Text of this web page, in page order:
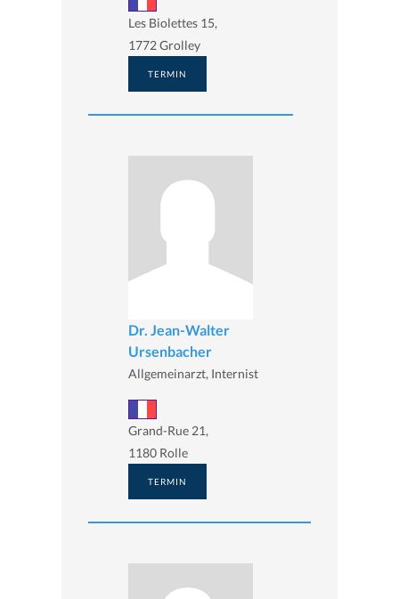
Les Biolettes 15,
1772 Grolley
TERMIN
Dr. Jean-Walter
Ursenbacher
Allgemeinarzt, Internist
Grand-Rue 21,
1180 Rolle
TERMIN